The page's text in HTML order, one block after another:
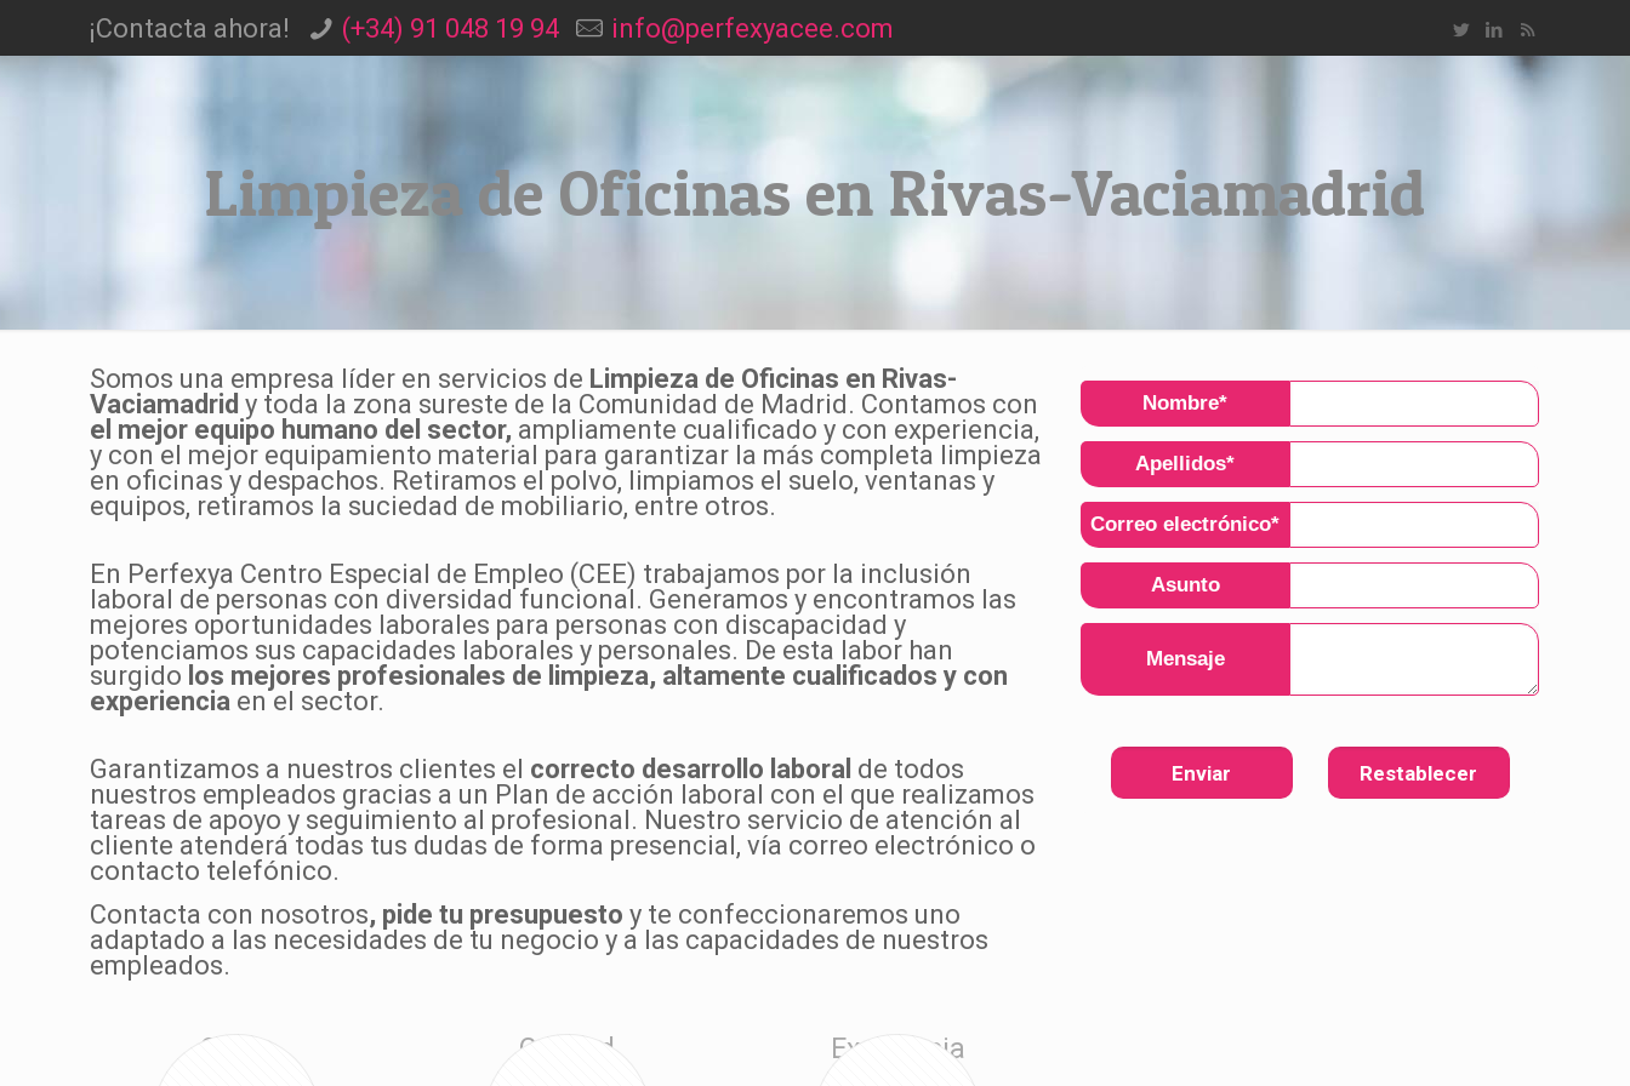
¡Contacta ahora! (+34) 91 048 19 94 info@perfexyacee.com
Limpieza de Oficinas en Rivas-Vaciamadrid
Somos una empresa líder en servicios de Limpieza de Oficinas en Rivas-
Vaciamadrid y toda la zona sureste de la Comunidad de Madrid. Contamos con
el mejor equipo humano del sector, ampliamente cualificado y con experiencia,
y con el mejor equipamiento material para garantizar la más completa limpieza
en oficinas y despachos. Retiramos el polvo, limpiamos el suelo, ventanas y
equipos, retiramos la suciedad de mobiliario, entre otros.
En Perfexya Centro Especial de Empleo (CEE) trabajamos por la inclusión
laboral de personas con diversidad funcional. Generamos y encontramos las
mejores oportunidades laborales para personas con discapacidad y
potenciamos sus capacidades laborales y personales. De esta labor han
surgido los mejores profesionales de limpieza, altamente cualificados y con
experiencia en el sector.
Garantizamos a nuestros clientes el correcto desarrollo laboral de todos
nuestros empleados gracias a un Plan de acción laboral con el que realizamos
tareas de apoyo y seguimiento al profesional. Nuestro servicio de atención al
cliente atenderá todas tus dudas de forma presencial, vía correo electrónico o
contacto telefónico.
Contacta con nosotros, pide tu presupuesto y te confeccionaremos uno
adaptado a las necesidades de tu negocio y a las capacidades de nuestros
empleados.
Coste Calidad Excelencia
Nombre*
Apellidos*
Correo electrónico*
Asunto
Mensaje